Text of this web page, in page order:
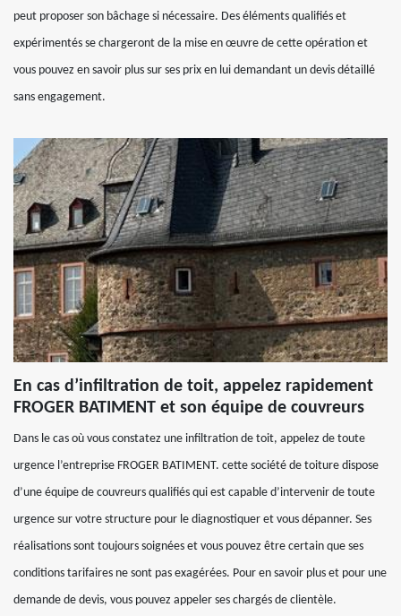
peut proposer son bâchage si nécessaire. Des éléments qualifiés et
expérimentés se chargeront de la mise en œuvre de cette opération et
vous pouvez en savoir plus sur ses prix en lui demandant un devis détaillé
sans engagement.
En cas d’infiltration de toit, appelez rapidement
FROGER BATIMENT et son équipe de couvreurs
Dans le cas où vous constatez une infiltration de toit, appelez de toute
urgence l’entreprise FROGER BATIMENT. cette société de toiture dispose
d’une équipe de couvreurs qualifiés qui est capable d’intervenir de toute
urgence sur votre structure pour le diagnostiquer et vous dépanner. Ses
réalisations sont toujours soignées et vous pouvez être certain que ses
conditions tarifaires ne sont pas exagérées. Pour en savoir plus et pour une
demande de devis, vous pouvez appeler ses chargés de clientèle.